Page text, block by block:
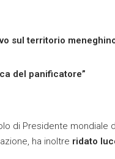
sul territorio
del panificatore”
di Presidente mondiale
ha inoltre ridato